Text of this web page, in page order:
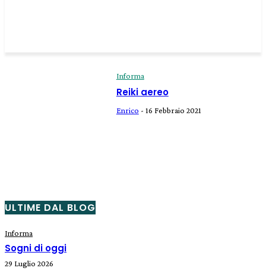
Informa
Reiki aereo
Enrico - 16 Febbraio 2021
ULTIME DAL BLOG
Informa
Sogni di oggi
29 Luglio 2026